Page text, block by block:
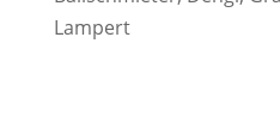
Lampert